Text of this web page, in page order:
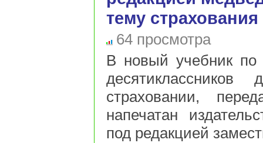
тему страхования
64 просмотра
В новый учебник по
страховании,
напечатан
под редакцией